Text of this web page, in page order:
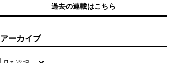
過去の連載はこちら
アーカイブ